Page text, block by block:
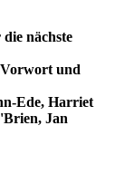
nächste
Vorwort und
Ede, Harriet
Jan